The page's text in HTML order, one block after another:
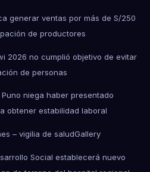
generar ventas por más de S/250
de productores
2026 no cumplió objetivo de evitar
de personas
Puno niega haber presentado
obtener estabilidad laboral
– vigilia de saludGallery
Social establecerá nuevo